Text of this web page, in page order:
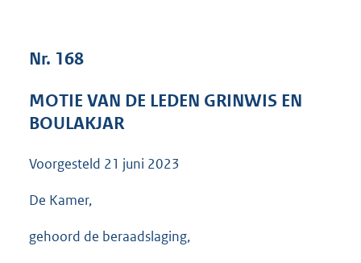
e
Nr. 168
MOTIE VAN DE LEDEN GRINWIS EN
BOULAKJAR
Voorgesteld 21 juni 2023
De Kamer,
gehoord de beraadslaging,